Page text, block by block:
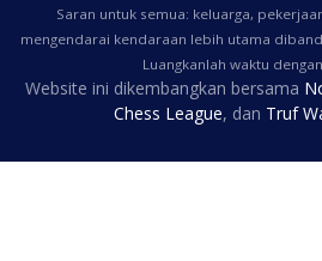
Saran untuk semua: keluarga,
mengendarai kendaraan lebih utama
Luangkanlah waktu
Website ini dikembangkan bersama
Chess League, dan Truf